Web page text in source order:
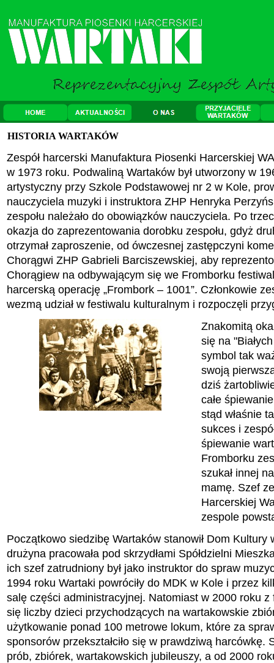
HISTORIA WARTAKÓW
Zespół harcerski Manufaktura Piosenki Harcerskiej
w 1973 roku. Podwaliną Wartaków był utworzony w
artystyczny przy Szkole Podstawowej nr 2 w Kole,
nauczyciela muzyki i instruktora ZHP Henryka
zespołu należało do obowiązków nauczyciela. Po
okazja do zaprezentowania dorobku zespołu, gdyż
otrzymał zaproszenie, od ówczesnej zastępczyni
Chorągwi ZHP Gabrieli Barciszewskiej, aby
Chorągiew na odbywającym się we Fromborku
harcerską operację „Frombork – 1001”. Członkowie
wezmą udział w festiwalu kulturalnym i rozpoczęli
Znakomitą
się na
symbol tak
swoją
dziś
całe
stąd właśnie
sukces i
śpiewanie
Fromborku
szukał innej
mamę. Szef
Harcerskiej
zespole
Początkowo siedzibę Wartaków stanowił Dom Kultury
drużyna pracowała pod skrzydłami Spółdzielni
ich szef zatrudniony był jako instruktor do spraw
1994 roku Wartaki powróciły do MDK w Kole i przez
salę części administracyjnej. Natomiast w 2000 roku
się liczby dzieci przychodzących na wartakowskie
użytkowanie ponad 100 metrowe lokum, które za
sponsorów przekształciło się w prawdziwą harcówkę.
prób, zbiórek, wartakowskich jubileuszy, a od 2000